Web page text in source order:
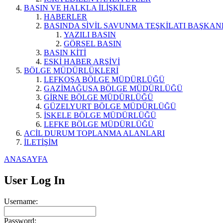
BASIN VE HALKLA İLİŞKİLER
HABERLER
BASINDA SİVİL SAVUNMA TEŞKİLATI
YAZILI BASIN
GÖRSEL BASIN
BASIN KİTİ
ESKİ HABER ARŞİVİ
BÖLGE MÜDÜRLÜKLERİ
LEFKOŞA BÖLGE MÜDÜRLÜĞÜ
GAZİMAĞUSA BÖLGE MÜDÜRLÜĞÜ
GİRNE BÖLGE MÜDÜRLÜĞÜ
GÜZELYURT BÖLGE MÜDÜRLÜĞÜ
İSKELE BÖLGE MÜDÜRLÜĞÜ
LEFKE BÖLGE MÜDÜRLÜĞÜ
ACİL DURUM TOPLANMA ALANLARI
İLETİŞİM
ANASAYFA
User Log In
Username:
Password: